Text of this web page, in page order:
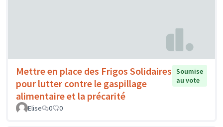
Mettre en place des Frigos Solidaires
pour lutter contre le gaspillage
alimentaire et la précarité
Soumise
au vote
Elise 0 0